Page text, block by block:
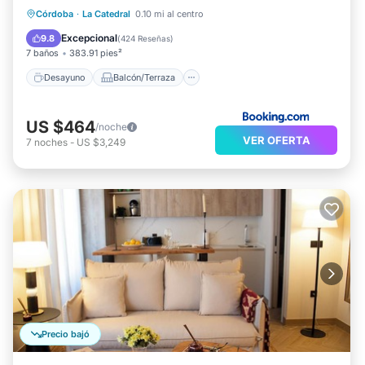
Córdoba · La Catedral 0.10 mi al centro
9.8 Excepcional(424 Reseñas)
7 baños 383.91 pies²
Desayuno Balcón/Terraza
Desayuno Balcón/Terraza
Aire acondicionado
US $464/noche
7 noches - US $3,249 VER OFERTA
Precio bajó